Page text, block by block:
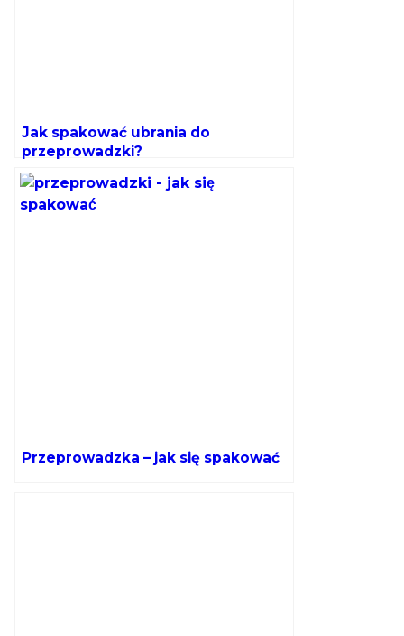
Jak spakować ubrania do
przeprowadzki?
Przeprowadzka – jak się spakować